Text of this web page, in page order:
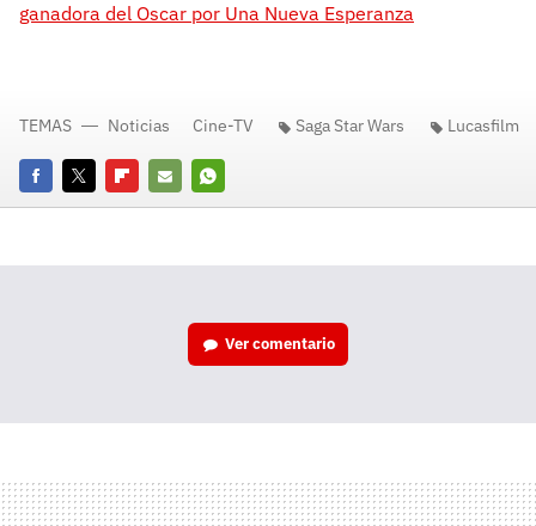
ganadora del Oscar por Una Nueva Esperanza
FacebookTwitterFlipboard
E-
Whatsapp
TEMAS Noticias Cine-TV Saga Star Wars Lucasfilm
Vercomentario